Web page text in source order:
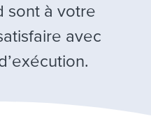
sont à votre
avec